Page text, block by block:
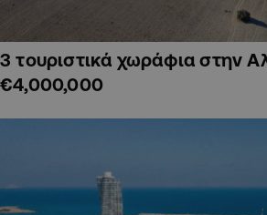
3 τουριστικά χωράφια στην
€4,000,000